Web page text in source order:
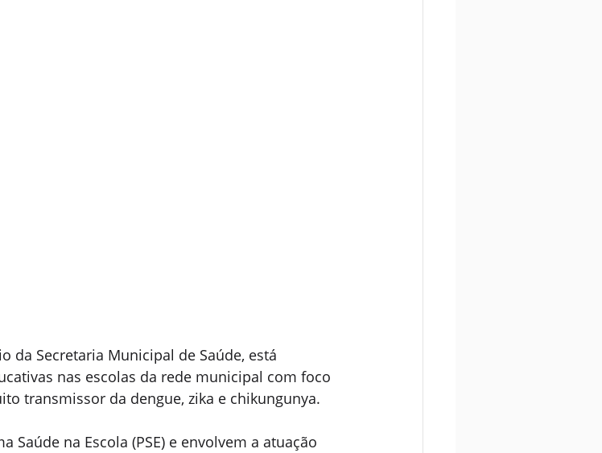
da Secretaria Municipal de Saúde, está
nas escolas da rede municipal com foco
transmissor da dengue, zika e chikungunya.
Saúde na Escola (PSE) e envolvem a atuação